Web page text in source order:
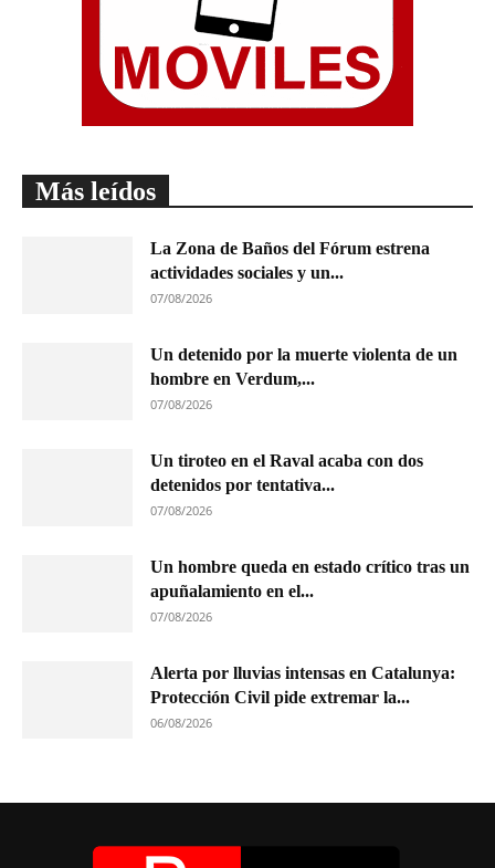
Más leídos
La Zona de Baños del Fórum estrena
actividades sociales y un...
07/08/2026
Un detenido por la muerte violenta de un
hombre en Verdum,...
07/08/2026
Un tiroteo en el Raval acaba con dos
detenidos por tentativa...
07/08/2026
Un hombre queda en estado crítico tras un
apuñalamiento en el...
07/08/2026
Alerta por lluvias intensas en Catalunya:
Protección Civil pide extremar la...
06/08/2026